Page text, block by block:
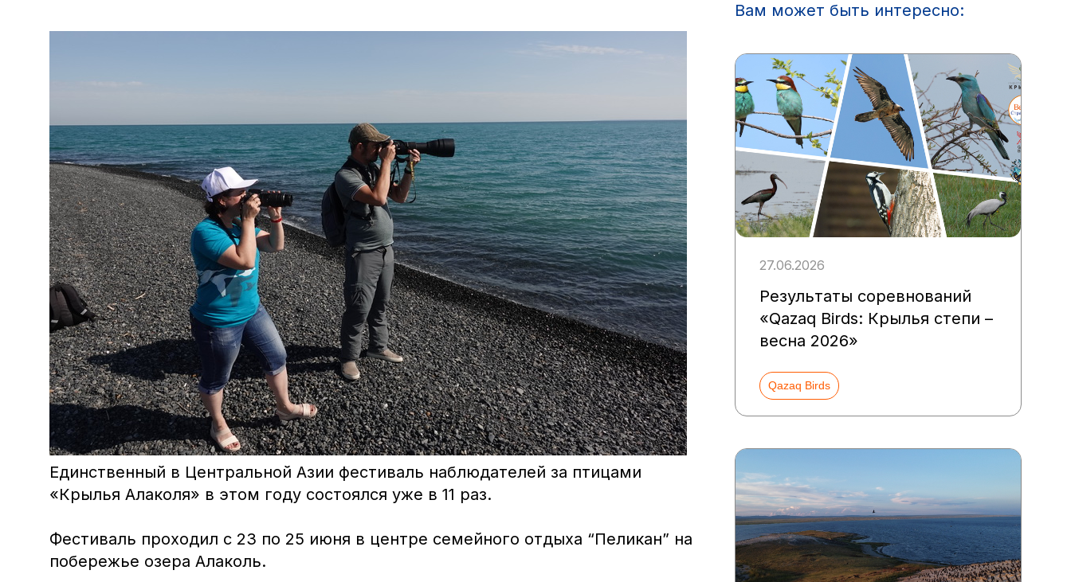
Единственный в Центральной Азии фестиваль наблюдателей за птицами
«Крылья Алаколя» в этом году состоялся уже в 11 раз.
Фестиваль проходил с 23 по 25 июня в центре семейного отдыха “Пеликан” на
побережье озера Алаколь.
Вам может быть интересно:
27.06.2026
Результаты соревнований
«Qazaq Birds: Крылья степи –
весна 2026»
Qazaq Birds